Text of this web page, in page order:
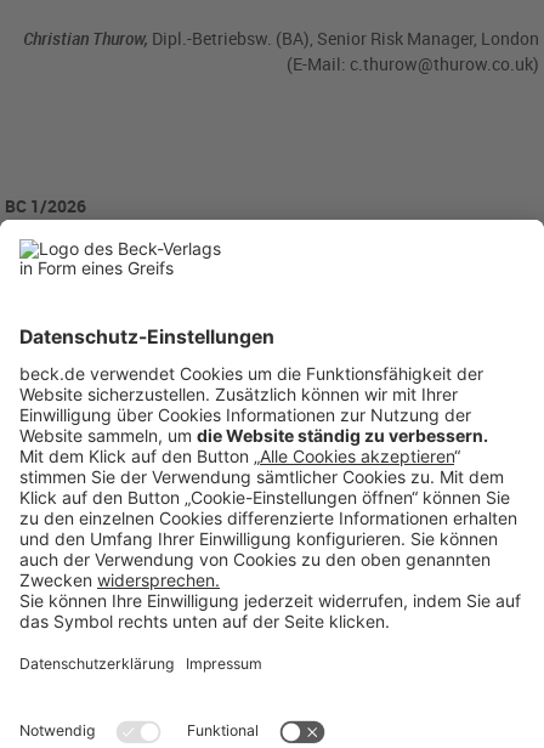
Christian Thurow, Dipl.-Betriebsw. (BA), Senior Risk Manager, London
(E-Mail: c.thurow@thurow.co.uk)
BC 1/2026
BC20260115
Anzeigen